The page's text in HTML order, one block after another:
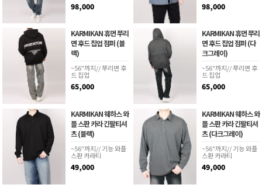
98,000 98,000
KARMIKAN 휴먼 쭈리
면 후드 집업 점퍼 (블
랙)
~56"까지// 쭈리면 후
드 집업
65,000
KARMIKAN 휴먼 쭈리
면 후드 집업 점퍼 (다
크그레이)
~56"까지// 쭈리면 후
드 집업
65,000
KARMIKAN 웨하스 와
플 스판 카라 긴팔티셔
츠 (블랙)
~56"까지// 기능 와플
스판 카라티
49,000
KARMIKAN 웨하스 와
플 스판 카라 긴팔티셔
츠 (다크그레이)
~56"까지// 기능 와플
스판 카라티
49,000